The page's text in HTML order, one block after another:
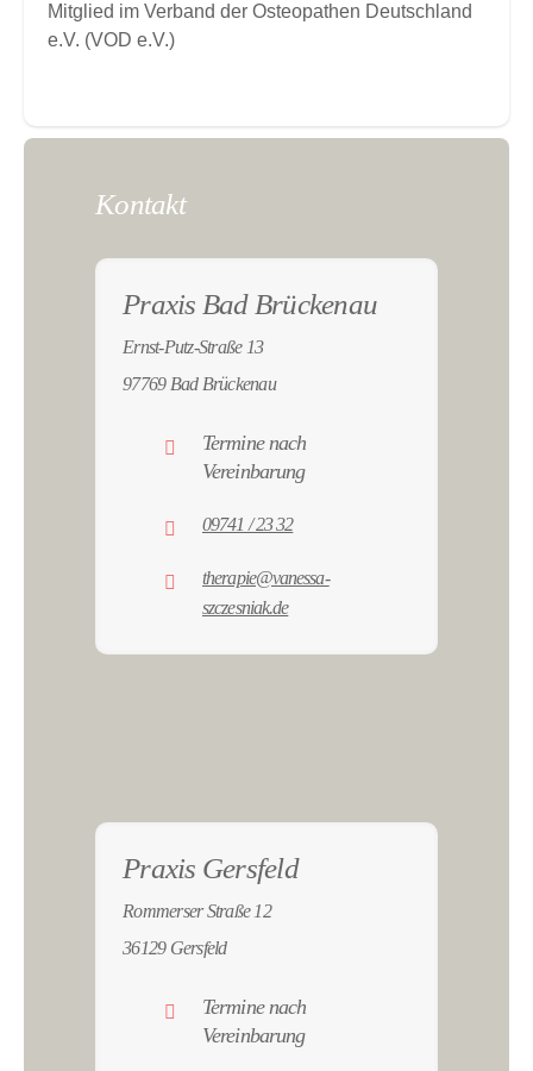
Mitglied im Verband der Osteopathen Deutschland
e.V. (VOD e.V.)
Kontakt
Praxis Bad Brückenau
Ernst-Putz-Straße 13
97769 Bad Brückenau
Termine nach
Vereinbarung
09741 / 23 32
therapie@vanessa-
szczesniak.de
Praxis Gersfeld
Rommerser Straße 12
36129 Gersfeld
Termine nach
Vereinbarung